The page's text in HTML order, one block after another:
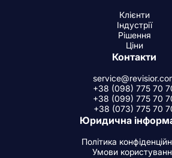
Клієнти
Індустрії
Рішення
Ціни
Контакти
+38 (098) 775 70
+38 (099) 775 70
+38 (073) 775 70
Юридична
Політика
Умови